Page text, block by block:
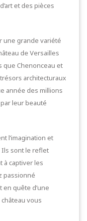
et des pièces
une grande variété
de Versailles
que Chenonceau et
architecturaux
année des millions
leur beauté
l’imagination et
Ils sont le reflet
à captiver les
passionné
en quête d’une
vous